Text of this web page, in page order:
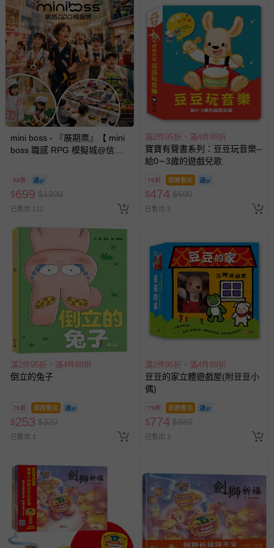
mini boss - 『展期票』【 mini
boss 職感 RPG 模擬城@信義
期作廢) (兒童票(2歲以上)贈一
名陪伴成人)
58折
$699 $1200
已售出 112
滿2件95折，滿4件89折
寶寶有聲書系列：豆豆玩音樂--
給0∼3歲的遊戲兒歌
79折 即將售完
$474 $600
已售出 3
滿2件95折，滿4件89折
倒立的兔子
79折 即將售完
$253 $320
已售出 1
滿2件95折，滿4件89折
豆豆的家立體遊戲屋(附豆豆小
偶)
79折 即將售完
$774 $980
已售出 3